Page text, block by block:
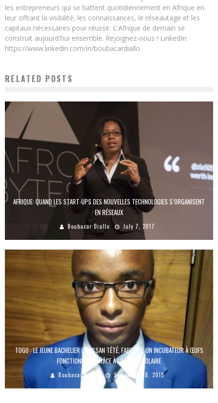
les entrepreneurs qui se battent quotidiennement en Afrique en
leur offrant la visibilité, les connaissances, le réseautage et les
capitaux nécessaires pour réussir. L'Afrique de demain se
construit aujourd'hui ensemble. Rejoignez-nous ! LinkedIn:
https://www.linkedin.com/in/boubacardiallo
RELATED POSTS
AFRIQUE: QUAND LES START-UPS DES NOUVELLES TECHNOLOGIES S’ORGANISENT
EN RÉSEAUX
Boubacar Diallo July 7, 2017
TOGO : LE JEUNE BACHELIER BENISSAN TÉTÉ, FABRIQUE UN INCUBATEUR À ŒUFS
FONCTIONNANT GRÂCE À L’ÉNERGIE SOLAIRE
Boubacar Diallo September 18, 2018